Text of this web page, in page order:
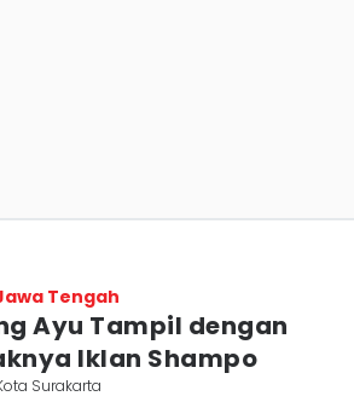
Tengah
Ayu Tampil dengan
Iklan Shampo
Surakarta